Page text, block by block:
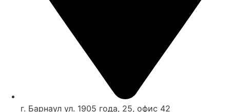
г. Барнаул ул. 1905 года, 25, офис 42